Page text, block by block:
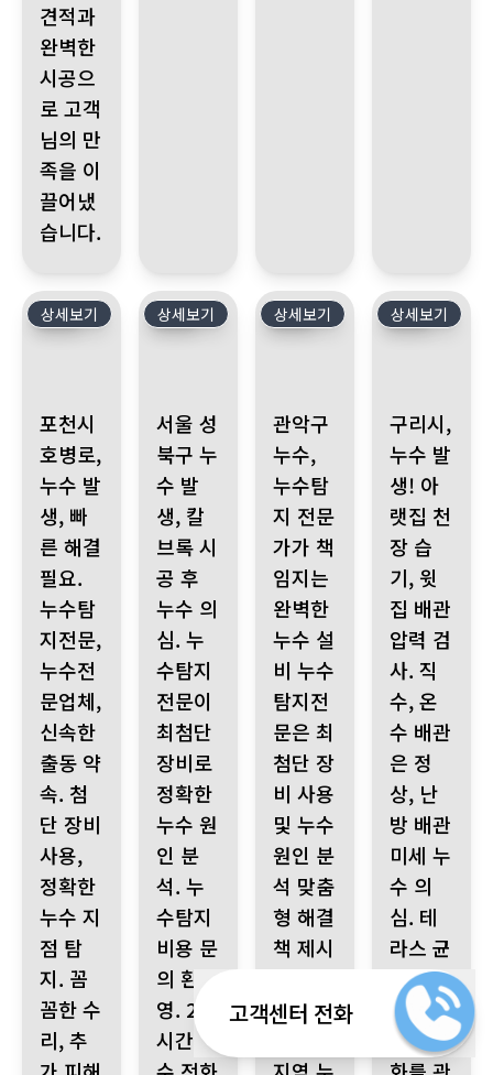
견적과
완벽한
시공으
로 고객
님의 만
족을 이
끌어냈
습니다.
303
상세보기
포천시
호병로,
누수 발
생, 빠
른 해결
필요.
누수탐
지전문,
누수전
문업체,
신속한
출동 약
속. 첨
단 장비
사용,
정확한
누수 지
점 탐
지. 꼼
꼼한 수
리, 추
302
상세보기
서울 성
북구 누
수 발
생, 칼
브록 시
공 후
누수 의
심. 누
수탐지
전문이
최첨단
장비로
정확한
누수 원
인 분
석. 누
수탐지
비용 문
의 환
영. 24
시간 누
301
상세보기
관악구
누수,
누수탐
지 전문
가가 책
임지는
완벽한
누수 설
비 누수
탐지전
문은 최
첨단 장
비 사용
및 누수
원인 분
석 맞춤
형 해결
책 제시
및 꼼꼼
한 시공
300
상세보기
구리시,
누수 발
생! 아
랫집 천
장 습
기, 윗
집 배관
압력 검
사. 직
수, 온
수 배관
은 정
상, 난
방 배관
미세 누
수 의
심. 테
라스 균
열 확
인, 누
수량 변
고객센터 전화